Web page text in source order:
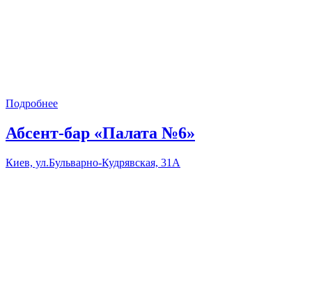
Подробнее
Абсент-бар «Палата №6»
Киев, ул.Бульварно-Кудрявская, 31А